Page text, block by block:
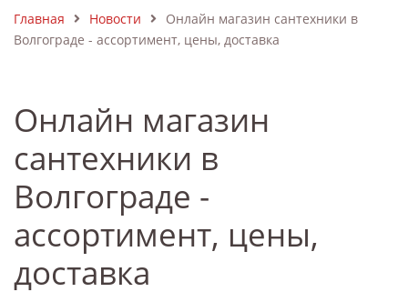
Главная Новости
Онлайн магазин сантехники в
Волгограде - ассортимент, цены, доставка
Онлайн магазин
сантехники в
Волгограде -
ассортимент, цены,
доставка